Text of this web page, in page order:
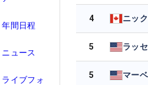
年間日程
ニュース
ライブフォ
4 ニッ
5 ラッ
5